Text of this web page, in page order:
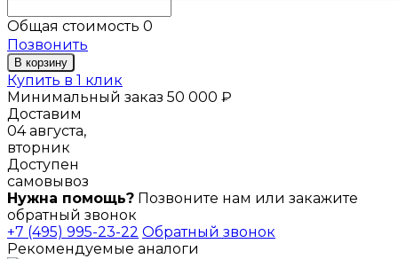
Общая стоимость 0
Позвонить
В корзину
Купить в 1 клик
Минимальный заказ 50 000 ₽
Доставим
04 августа,
вторник
Доступен
самовывоз
Нужна помощь? Позвоните нам или закажите
обратный звонок
+7 (495) 995-23-22 Обратный звонок
Рекомендуемые аналоги